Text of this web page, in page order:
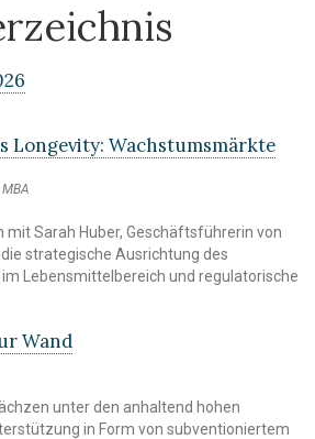
Longevity: Wachstumsmärkte
mit Sarah Huber, Geschäftsführerin von
strategische Ausrichtung des
Lebensmittelbereich und regulatorische
Wand
unter den anhaltend hohen
in Form von subventioniertem